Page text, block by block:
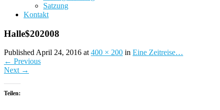
Satzung
Kontakt
Halle$202008
Published April 24, 2016 at 400 × 200 in Eine Zeitreise…
← Previous
Next →
Teilen: